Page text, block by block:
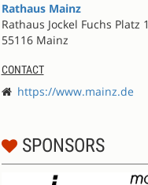
Rathaus Mainz
Rathaus Jockel Fuchs Platz 1
55116 Mainz
CONTACT
https://www.mainz.de
SPONSORS